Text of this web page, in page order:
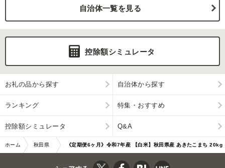
自治体一覧を見る
控除額シミュレータ
お礼の品から探す 自治体から探す
ランキング 特集・おすすめ
控除額シミュレータ Q&A
ホーム 秋田県 《定期便6ヶ月》令和7年産 【白米】秋田県産 あきたこまち 20kg
（5kg×4袋） …|10651